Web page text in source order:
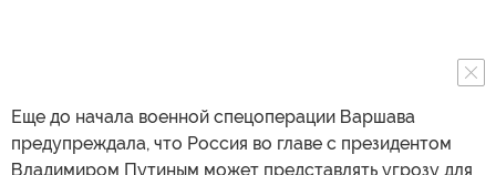
Еще до начала военной спецоперации Варшава
предупреждала, что Россия во главе с президентом
Владимиром Путиным может представлять угрозу для